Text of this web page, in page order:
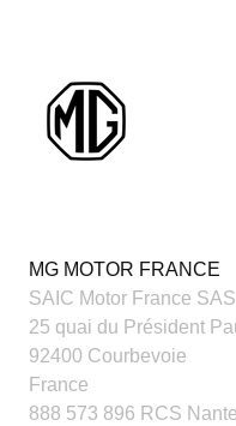
MG MOTOR FRANCE
SAIC Motor France SAS
25 quai du Président
92400 Courbevoie
France
888 573 896 RCS